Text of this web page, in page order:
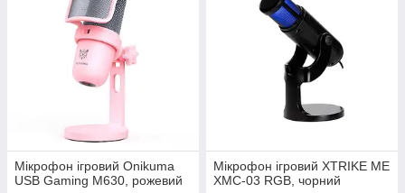
Мікрофон ігровий Onikuma
USB Gaming M630, рожевий
Мікрофон ігровий XTRIKE ME
XMC-03 RGB, чорний